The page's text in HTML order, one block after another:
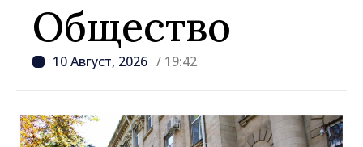
Общество
10 Август, 2026 / 19:42